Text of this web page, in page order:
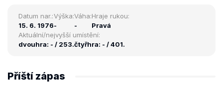
Datum nar.:
15. 6. 1976
Výška:
-
Váha:
-
Hraje rukou:
Pravá
Aktuální/nejvyšší umístění:
dvouhra: - / 253.čtyřhra: - / 401.
Příští zápas